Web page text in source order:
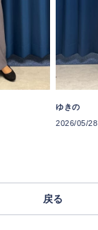
ゆきの
2026/05/28
戻る